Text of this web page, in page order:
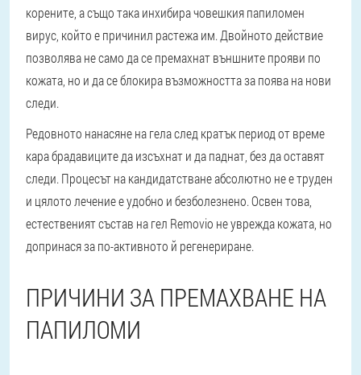
корените, а също така инхибира човешкия папиломен
вирус, който е причинил растежа им. Двойното действие
позволява не само да се премахнат външните прояви по
кожата, но и да се блокира възможността за поява на нови
следи.
Редовното нанасяне на гела след кратък период от време
кара брадавиците да изсъхнат и да паднат, без да оставят
следи. Процесът на кандидатстване абсолютно не е труден
и цялото лечение е удобно и безболезнено. Освен това,
естественият състав на гел Removio не уврежда кожата, но
допринася за по-активното й регенериране.
ПРИЧИНИ ЗА ПРЕМАХВАНЕ НА
ПАПИЛОМИ